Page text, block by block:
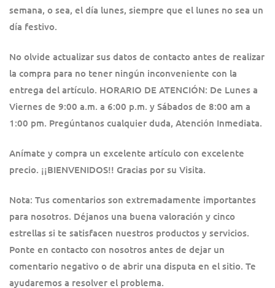
semana, o sea, el día lunes, siempre que el lunes no sea un
día festivo.
No olvide actualizar sus datos de contacto antes de realizar
la compra para no tener ningún inconveniente con la
entrega del artículo. HORARIO DE ATENCIÓN: De Lunes a
Viernes de 9:00 a.m. a 6:00 p.m. y Sábados de 8:00 am a
1:00 pm. Pregúntanos cualquier duda, Atención Inmediata.
Anímate y compra un excelente artículo con excelente
precio. ¡¡BIENVENIDOS!! Gracias por su Visita.
Nota: Tus comentarios son extremadamente importantes
para nosotros. Déjanos una buena valoración y cinco
estrellas si te satisfacen nuestros productos y servicios.
Ponte en contacto con nosotros antes de dejar un
comentario negativo o de abrir una disputa en el sitio. Te
ayudaremos a resolver el problema.